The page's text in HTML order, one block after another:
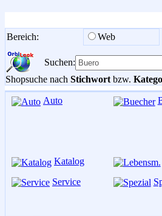
Bereich: Web
Suchen:
Shopsuche nach Stichwort bzw.
Auto
Katalog
Service